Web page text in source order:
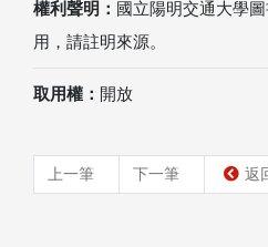
權利聲明： 國立陽明交通大學
用，請註明來源。
取用權： 開放
上一筆 下一筆 返